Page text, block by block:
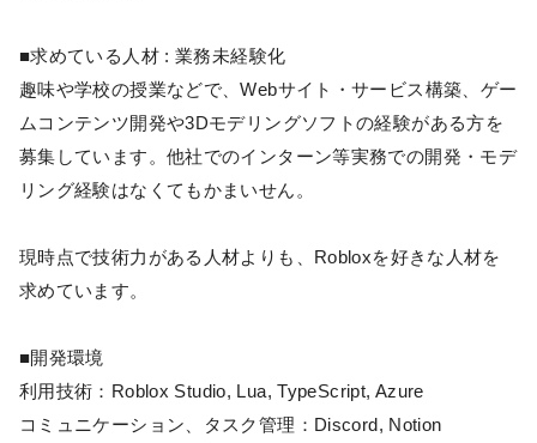
■求めている人材 : 業務未経験化
趣味や学校の授業などで、Webサイト・サービス構築、ゲー
ムコンテンツ開発や3Dモデリングソフトの経験がある方を
募集しています。他社でのインターン等実務での開発・モデ
リング経験はなくてもかまいせん。
現時点で技術力がある人材よりも、Robloxを好きな人材を
求めています。
■開発環境
利用技術：Roblox Studio, Lua, TypeScript, Azure
コミュニケーション、タスク管理：Discord, Notion